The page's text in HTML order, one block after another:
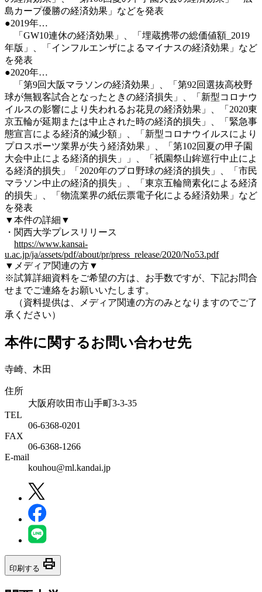
島カープ優勝の経済効果」などを発表
●2019年…
「GW10連休の経済効果」、「埋蔵携帯の総価値額_2019
年版」、「インフルエンザによるマイナスの経済効果」など
を発表
●2020年…
「第9回大阪マラソンの経済効果」、「第92回選抜高校野
球が無観客試合となったときの経済損失」、「新型コロナウ
イルスの影響により失われるお花見の経済効果」、「2020東
京五輪が延期または中止された時の経済的損失」、「緊急事
態宣言による経済的減少額」、「新型コロナウイルスにより
プロスポーツ業界が失う経済効果」、「第102回夏の甲子園
大会中止による経済的損失」」、「祇園祭山鉾巡行中止によ
る経済的損失」「2020年のプロ野球の経済的損失」、「市民
マラソン中止の経済的損失」、「東京五輪簡素化による経済
的損失」、「物流業界の紙伝票電子化による経済効果」など
を発表
▼本件の詳細▼
・関西大学プレスリリース
https://www.kansai-
u.ac.jp/ja/assets/pdf/about/pr/press_release/2020/No53.pdf
▼メディア関連の方▼
※試算詳細資料をご希望の方は、お手数ですが、下記お問合
せまでご連絡をお願いいたします。
（資料提供は、メディア関連の方のみとなりますのでご了
承ください）
本件に関するお問い合わせ先
寺崎、木田
住所
大阪府吹田市山手町3-3-35
TEL
06-6368-0201
FAX
06-6368-1266
E-mail
kouhou@ml.kandai.jp
印刷する print